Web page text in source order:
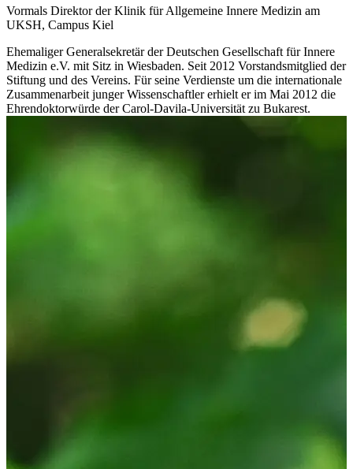
Vormals Direktor der Klinik für Allgemeine Innere Medizin am
UKSH, Campus Kiel
Ehemaliger Generalsekretär der Deutschen Gesellschaft für Innere
Medizin e.V. mit Sitz in Wiesbaden. Seit 2012 Vorstandsmitglied der
Stiftung und des Vereins. Für seine Verdienste um die internationale
Zusammenarbeit junger Wissenschaftler erhielt er im Mai 2012 die
Ehrendoktorwürde der Carol-Davila-Universität zu Bukarest.